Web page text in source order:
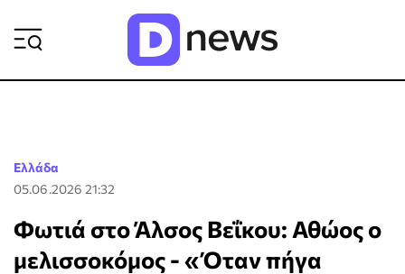
Ελλάδα
05.06.2026 21:32
Φωτιά στο Άλσος Βεΐκου: Αθώος ο
μελισσοκόμος - «Όταν πήγα